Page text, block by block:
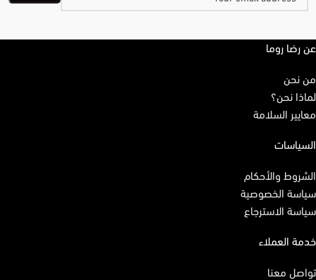
عن رضا روما
من نحن
لماذا نحن؟
معايير السلامة
السياسات
الشروط والأحكام
سياسة الخصوصية
سياسة الاسترجاع
خدمة العملاء
تواصل معنا